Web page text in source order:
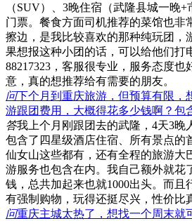
（SUV）、3晚住宿（武隆县城一晚+
门票。餐食方面司机推荐的菜馆也非
擦边，是我比较喜欢的那种纯玩团，
果想报这种小团的话，可以给他们打
88217323，客服很专业，服务态度
意，真的想推荐给有需要的朋友。
问下个月到重庆旅游，但预算有限，
游跟团费用，大概得花多少钱啊？包
答我上个月刚跟团去的武隆，4天3晚
包含了四星级酒店住宿、所有景点的
仙女山这些都有，还有全程的旅游大
游服务也包含在内。我自己额外就花
钱，总共加起来也就1000出头。而且
有强制购物，玩得还挺尽兴，性价比
问重庆主城太热了，想找一个周末就